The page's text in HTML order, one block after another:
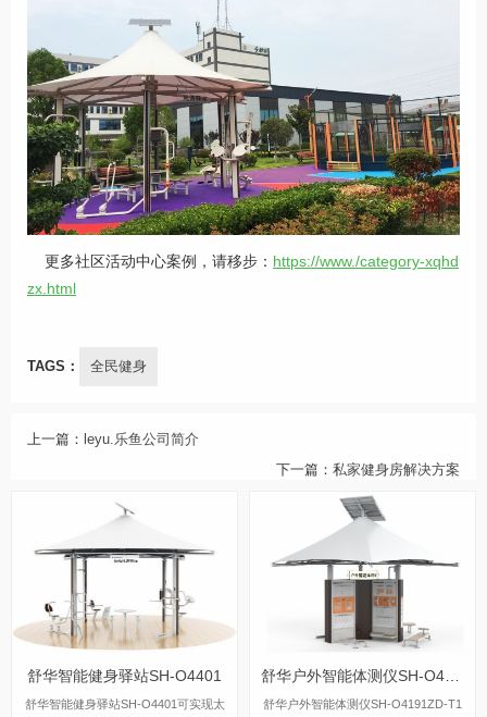
更多社区活动中心案例，请移步： https://www./category-xqhd
zx.html
TAGS： 全民健身
上一篇： leyu.乐鱼公司简介
下一篇： 私家健身房解决方案
舒华智能健身驿站SH-O4401
舒华智能健身驿站SH-O4401可实现太
舒华户外智能体测仪SH-O4191ZD-T1
舒华户外智能体测仪SH-O4191ZD-T1